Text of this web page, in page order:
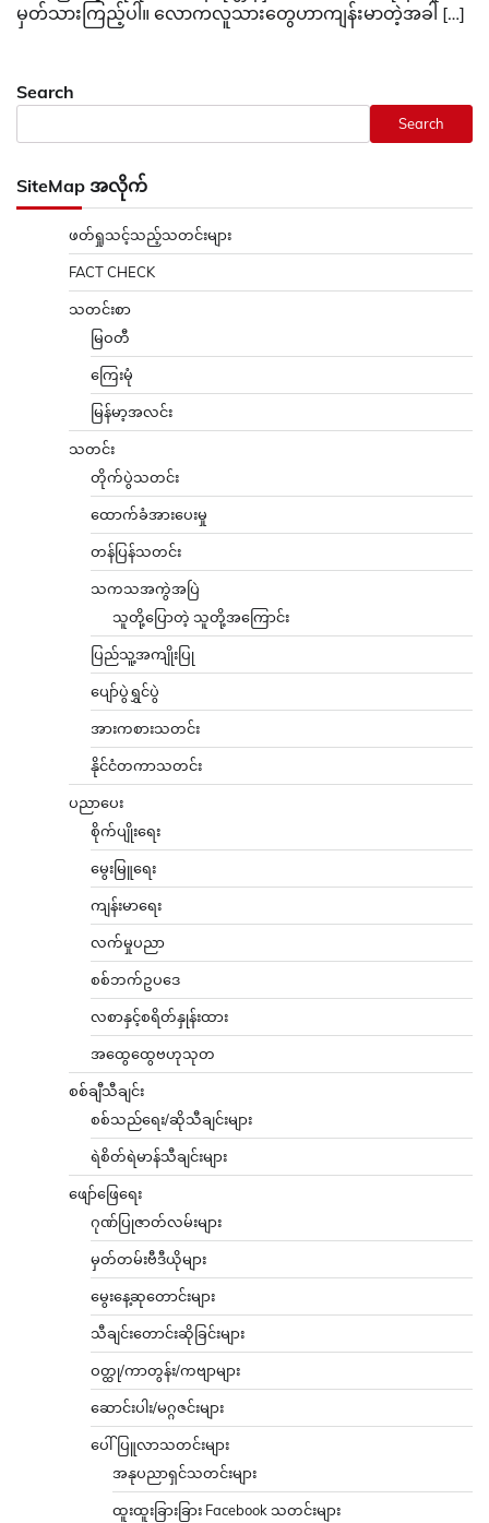
မှတ်သားကြည့်ပါ။ လောကလူသားတွေဟာကျန်းမာတဲ့အခါ […]
Search
Search
SiteMap အလိုက်
ဖတ်ရှုသင့်သည့်သတင်းများ
FACT CHECK
သတင်းစာ
မြဝတီ
ကြေးမုံ
မြန်မာ့အလင်း
သတင်း
တိုက်ပွဲသတင်း
ထောက်ခံအားပေးမှု
တန်ပြန်သတင်း
သကသအကွဲအပြဲ
သူတို့ပြောတဲ့ သူတို့အကြောင်း
ပြည်သူ့အကျိုးပြု
ပျော်ပွဲရွှင်ပွဲ
အားကစားသတင်း
နိုင်ငံတကာသတင်း
ပညာပေး
စိုက်ပျိုးရေး
မွေးမြူရေး
ကျန်းမာရေး
လက်မှုပညာ
စစ်ဘက်ဥပဒေ
လစာနှင့်စရိတ်နှုန်းထား
အထွေထွေဗဟုသုတ
စစ်ချီသီချင်း
စစ်သည်ရေး/ဆိုသီချင်းများ
ရဲစိတ်ရဲမာန်သီချင်းများ
ဖျော်ဖြေရေး
ဂုဏ်ပြုဇာတ်လမ်းများ
မှတ်တမ်းဗီဒီယိုများ
မွေးနေ့ဆုတောင်းများ
သီချင်းတောင်းဆိုခြင်းများ
ဝတ္ထု/ကာတွန်း/ကဗျာများ
ဆောင်းပါး/မဂ္ဂဇင်းများ
ပေါ်ပြူလာသတင်းများ
အနုပညာရှင်သတင်းများ
ထူးထူးခြားခြား Facebook သတင်းများ